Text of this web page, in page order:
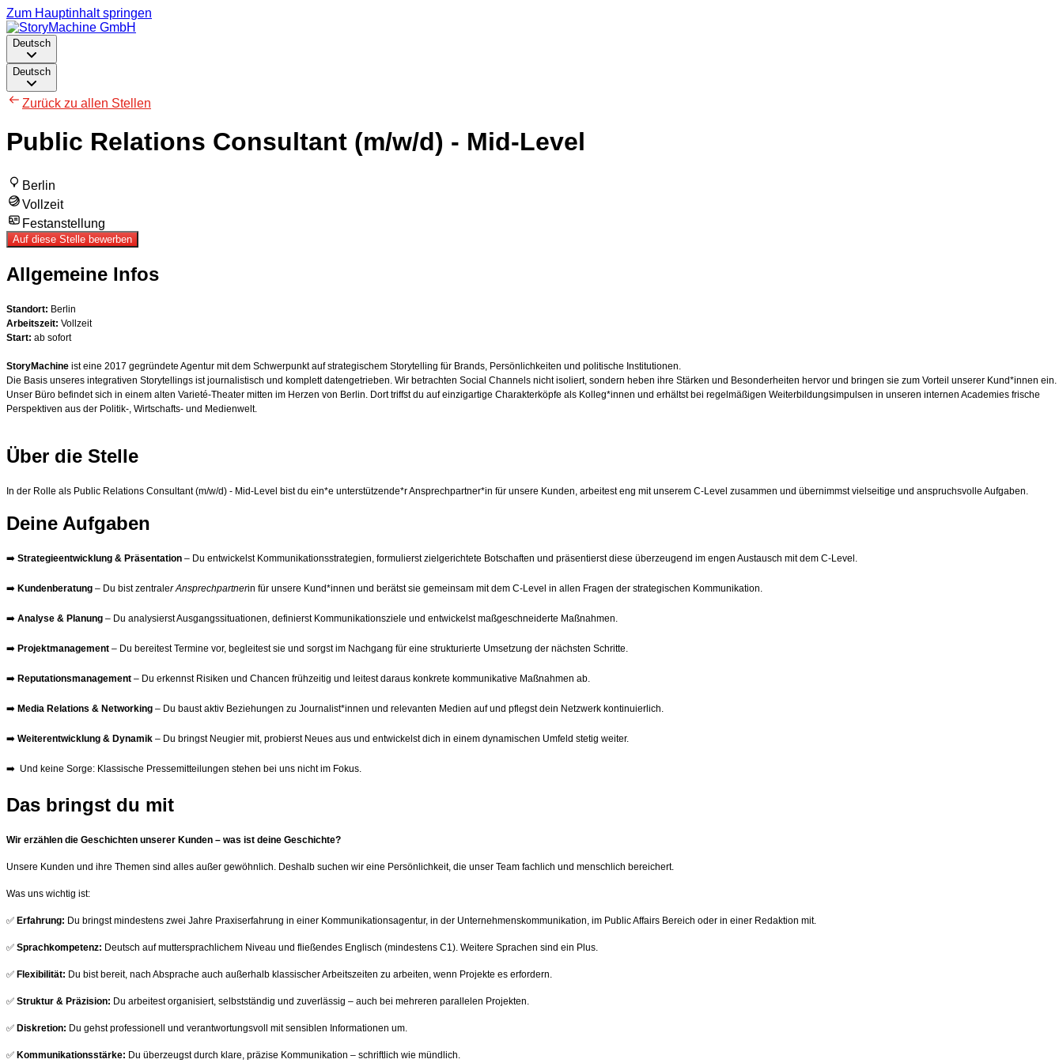
Zum Hauptinhalt springen
Deutsch
Deutsch
Zurück zu allen Stellen
Public Relations Consultant (m/w/d) - Mid-Level
Berlin
Vollzeit
Festanstellung
Auf diese Stelle bewerben
Allgemeine Infos
Standort: Berlin
Arbeitszeit: Vollzeit
Start: ab sofort
StoryMachine ist eine 2017 gegründete Agentur mit dem Schwerpunkt auf strategischem Storytelling für Brands, Persönlichkeiten und politische Institutionen.
Die Basis unseres integrativen Storytellings ist journalistisch und komplett datengetrieben. Wir betrachten Social Channels nicht isoliert, sondern heben ihre Stärken und Besonderheiten hervor und bringen sie zum Vorteil unserer Kund*innen ein.
Unser Büro befindet sich in einem alten Varieté-Theater mitten im Herzen von Berlin. Dort triffst du auf einzigartige Charakterköpfe als Kolleg*innen und erhältst bei regelmäßigen Weiterbildungsimpulsen in unseren internen Academies frische
Perspektiven aus der Politik-, Wirtschafts- und Medienwelt.
Über die Stelle
In der Rolle als Public Relations Consultant (m/w/d) - Mid-Level bist du ein*e unterstützende*r Ansprechpartner*in für unsere Kunden, arbeitest eng mit unserem C-Level zusammen und übernimmst vielseitige und anspruchsvolle Aufgaben.
Deine Aufgaben
➡️ Strategieentwicklung & Präsentation – Du entwickelst Kommunikationsstrategien, formulierst zielgerichtete Botschaften und präsentierst diese überzeugend im engen Austausch mit dem C-Level.
➡️ Kundenberatung – Du bist zentraler Ansprechpartnerin für unsere Kund*innen und berätst sie gemeinsam mit dem C-Level in allen Fragen der strategischen Kommunikation.
➡️ Analyse & Planung – Du analysierst Ausgangssituationen, definierst Kommunikationsziele und entwickelst maßgeschneiderte Maßnahmen.
➡️ Projektmanagement – Du bereitest Termine vor, begleitest sie und sorgst im Nachgang für eine strukturierte Umsetzung der nächsten Schritte.
➡️ Reputationsmanagement – Du erkennst Risiken und Chancen frühzeitig und leitest daraus konkrete kommunikative Maßnahmen ab.
➡️ Media Relations & Networking – Du baust aktiv Beziehungen zu Journalist*innen und relevanten Medien auf und pflegst dein Netzwerk kontinuierlich.
➡️ Weiterentwicklung & Dynamik – Du bringst Neugier mit, probierst Neues aus und entwickelst dich in einem dynamischen Umfeld stetig weiter.
➡️ Und keine Sorge: Klassische Pressemitteilungen stehen bei uns nicht im Fokus.
Das bringst du mit
Wir erzählen die Geschichten unserer Kunden – was ist deine Geschichte?
Unsere Kunden und ihre Themen sind alles außer gewöhnlich. Deshalb suchen wir eine Persönlichkeit, die unser Team fachlich und menschlich bereichert.
Was uns wichtig ist:
✅ Erfahrung: Du bringst mindestens zwei Jahre Praxiserfahrung in einer Kommunikationsagentur, in der Unternehmenskommunikation, im Public Affairs Bereich oder in einer Redaktion mit.
✅ Sprachkompetenz: Deutsch auf muttersprachlichem Niveau und fließendes Englisch (mindestens C1). Weitere Sprachen sind ein Plus.
✅ Flexibilität: Du bist bereit, nach Absprache auch außerhalb klassischer Arbeitszeiten zu arbeiten, wenn Projekte es erfordern.
✅ Struktur & Präzision: Du arbeitest organisiert, selbstständig und zuverlässig – auch bei mehreren parallelen Projekten.
✅ Diskretion: Du gehst professionell und verantwortungsvoll mit sensiblen Informationen um.
✅ Kommunikationsstärke: Du überzeugst durch klare, präzise Kommunikation – schriftlich wie mündlich.